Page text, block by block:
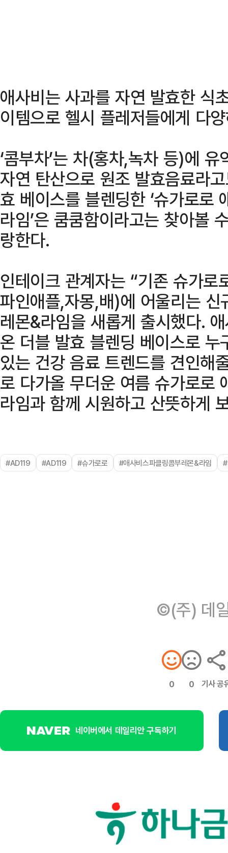
애사비는 사과를 자연 발효한 식
이템으로 헬시 플레저들에게 다
‘콤부차’는 차(홍차,녹차 등)에
자연 탄산으로 원조 발효음료라
효 베이스를 블렌딩한 ‘슈가로로
라임’은 쿰쿰함이라고는 찾아볼
랑한다.
인테이크 관계자는 “기존 슈가
파인애플,자몽,배)에 어울리는
레몬&라임을 새롭게 출시했다.
온 더블 발효 블렌딩 베이스로
있는 건강 음료 트렌드를 견인해
로 다가올 무더운 여름 슈가로로
라임과 함께 시원하고 산뜻하게
#AD119 #AD119 #슈가로로 #애사비스파클링콤부레몬&라임
©(주) 데
0 0 기사 공
네이버에서 데일리안 구독하기